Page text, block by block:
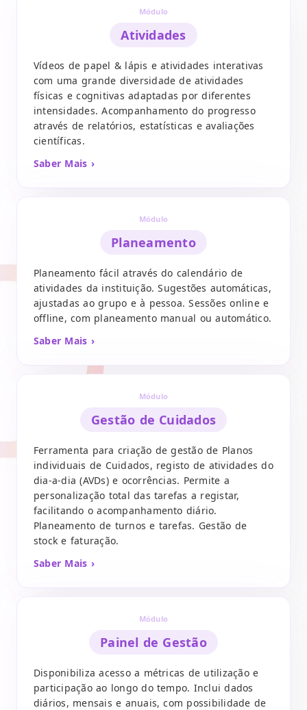
Módulo
Atividades
Vídeos de papel & lápis e atividades interativas
com uma grande diversidade de atividades
físicas e cognitivas adaptadas por diferentes
intensidades. Acompanhamento do progresso
através de relatórios, estatísticas e avaliações
científicas.
Saber Mais ›
Módulo
Planeamento
Planeamento fácil através do calendário de
atividades da instituição. Sugestões automáticas,
ajustadas ao grupo e à pessoa. Sessões online e
offline, com planeamento manual ou automático.
Saber Mais ›
Módulo
Gestão de Cuidados
Ferramenta para criação de gestão de Planos
individuais de Cuidados, registo de atividades do
dia-a-dia (AVDs) e ocorrências. Permite a
personalização total das tarefas a registar,
facilitando o acompanhamento diário.
Planeamento de turnos e tarefas. Gestão de
stock e faturação.
Saber Mais ›
Módulo
Painel de Gestão
Disponibiliza acesso a métricas de utilização e
participação ao longo do tempo. Inclui dados
diários, mensais e anuais, com possibilidade de